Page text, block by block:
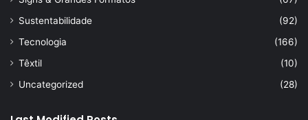
Sustentabilidade
(92)
Tecnologia
(166)
Têxtil
(10)
Uncategorized
(28)